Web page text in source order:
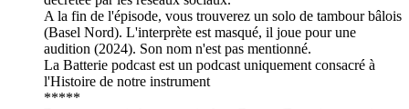
A la fin de l'épisode, vous trouverez un solo de tambour bâlois
(Basel Nord). L'interprète est masqué, il joue pour une
audition (2024). Son nom n'est pas mentionné.
La Batterie podcast est un podcast uniquement consacré à
l'Histoire de notre instrument
*****